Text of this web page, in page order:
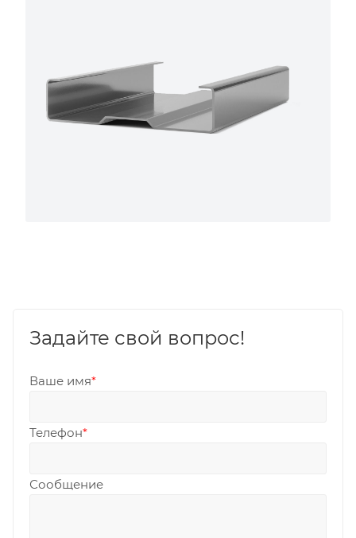
Задайте свой вопрос!
Ваше имя*
Телефон*
Сообщение